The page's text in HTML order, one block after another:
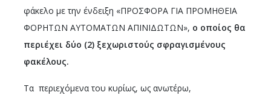
φάκελο με την ένδειξη «ΠΡΟΣΦΟΡΑ ΓΙΑ ΠΡΟΜΗΘΕΙΑ
ΦΟΡΗΤΩΝ ΑΥΤΟΜΑΤΩΝ ΑΠΙΝΙΔΩΤΩΝ», ο οποίος θα
περιέχει δύο (2) ξεχωριστούς σφραγισμένους
φακέλους.
Τα περιεχόμενα του κυρίως, ως ανωτέρω,